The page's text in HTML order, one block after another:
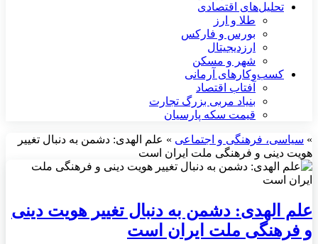
تحلیل‌های اقتصادی
طلا و ارز
بورس و فارکس
ارزدیجیتال
شهر و مسکن
کسب‌وکارهای آرمانی
آفتاب اقتصاد
بنیاد مربی بزرگ تجارت
قیمت سکه پارسیان
» سیاسی، فرهنگی و اجتماعی » علم الهدی: دشمن به دنبال تغییر
هویت دینی و فرهنگی ملت ایران است
علم الهدی: دشمن به دنبال تغییر هویت دینی
و فرهنگی ملت ایران است